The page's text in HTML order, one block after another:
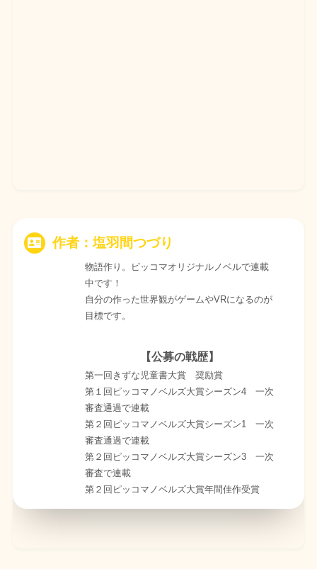
作者：塩羽間つづり
物語作り。ピッコマオリジナルノベルで連載
中です！
自分の作った世界観がゲームやVRになるのが
目標です。
【公募の戦歴】
第一回きずな児童書大賞 奨励賞
第１回ピッコマノベルズ大賞シーズン4 一次
審査通過で連載
第２回ピッコマノベルズ大賞シーズン1 一次
審査通過で連載
第２回ピッコマノベルズ大賞シーズン3 一次
審査で連載
第２回ピッコマノベルズ大賞年間佳作受賞